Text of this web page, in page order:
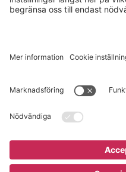
Vardagar 07.30-17.00
© 2026 Gerdmans